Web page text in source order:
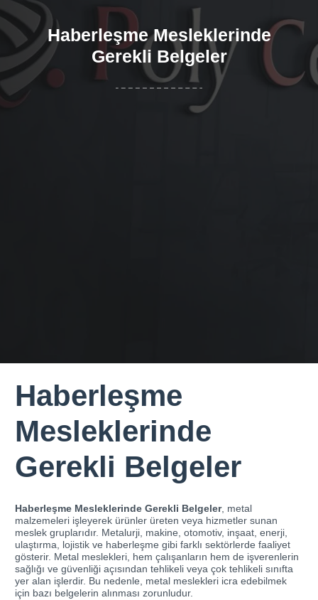
Haberleşme Mesleklerinde
Gerekli Belgeler
Haberleşme
Mesleklerinde
Gerekli Belgeler
Haberleşme Mesleklerinde Gerekli Belgeler, metal
malzemeleri işleyerek ürünler üreten veya hizmetler sunan
meslek gruplarıdır. Metalurji, makine, otomotiv, inşaat, enerji,
ulaştırma, lojistik ve haberleşme gibi farklı sektörlerde faaliyet
gösterir. Metal meslekleri, hem çalışanların hem de işverenlerin
sağlığı ve güvenliği açısından tehlikeli veya çok tehlikeli sınıfta
yer alan işlerdir. Bu nedenle, metal meslekleri icra edebilmek
için bazı belgelerin alınması zorunludur.